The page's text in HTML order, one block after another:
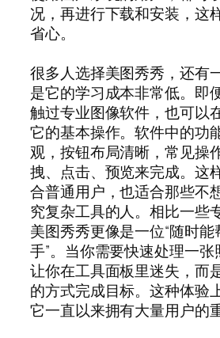
况，再进行下载和安装，这
省心。
很多人选择美图秀秀，还有
是它的学习成本非常低。即
触过专业图像软件，也可以
它的基本操作。软件中的功
观，按钮布局清晰，常见操
拽、点击、预览来完成。这
合普通用户，也适合那些不
究复杂工具的人。相比一些
美图秀秀更像是一位“随时
手”。当你需要快速处理一
让你在工具面板里迷失，而
的方式完成目标。这种体验
它一直以来拥有大量用户的